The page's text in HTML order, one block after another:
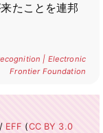
たことを連邦
| Electronic
Frontier Foundation
EFF (CC BY 3.0